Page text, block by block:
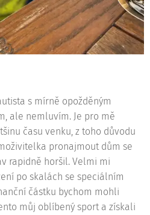
s mírně opožděným
ale nemluvím. Je pro mě
času venku, z toho důvodu
pronajmout dům se
rapidně horšil. Velmi mi
po skalách se speciálním
částku bychom mohli
můj oblíbený sport a získali